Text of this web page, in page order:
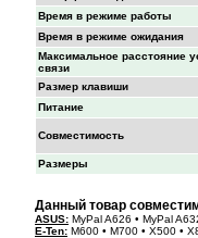
Время в режиме работы
Время в режиме ожидания
Максимальное расстояние
связи
Размер клавиши
Питание
Совместимость
Размеры
Данный товар
ASUS: MyPal A626 • MyPal
E-Ten: M600 • M700 • X500 •